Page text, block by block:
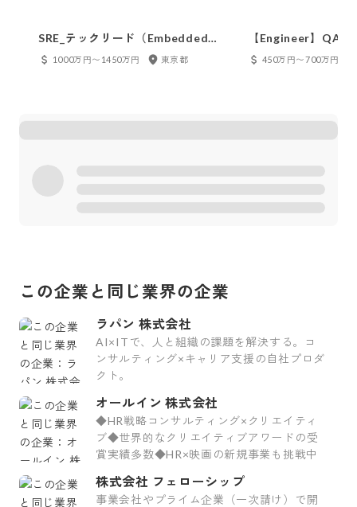
SRE_テックリード（Embedded
SRE）
1000万円〜1450万円 東京都
【Engineer】QA
プラットフォーム事
450万円〜700万円
この企業と同じ業界の企業
ラパン 株式会社
AI×ITで、人と組織の課題を解決する。コ
ンサルティング×キャリア支援の自社プロダ
クト。
オールイン 株式会社
◆HR戦略コンサルティング×クリエイティ
ブ◆世界的なクリエイティブアワードの受
賞実績多数◆HR×映画の新規事業も挑戦中
株式会社 フェローシップ
事業会社やプライム企業（一次請け）で開